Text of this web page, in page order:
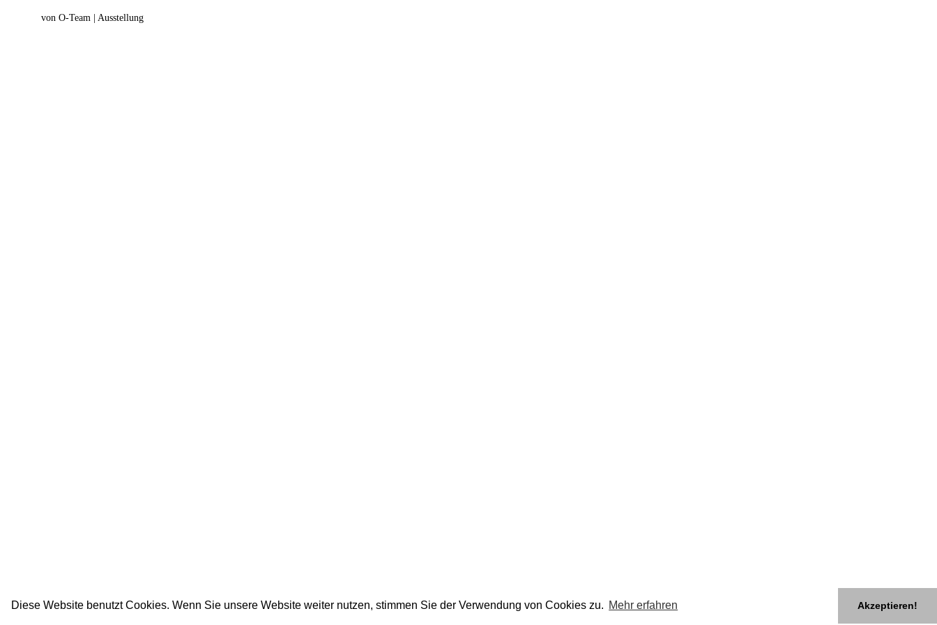
Diese Website benutzt Cookies. Wenn Sie unsere Website weiter nutzen, stimmen Sie der Verwendung von Cookies zu. Mehr erfahren Akzeptieren!
von O-Team | Ausstellung